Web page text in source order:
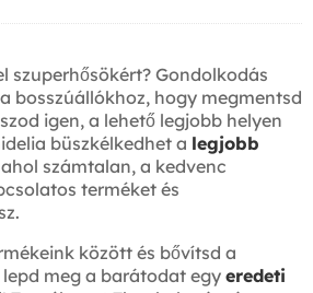
szuperhősökért? Gondolkodás
bosszúállókhoz, hogy megmentsd
igen, a lehető legjobb helyen
büszkélkedhet a legjobb
ahol számtalan, a kedvenc
terméket és
között és bővítsd a
meg a barátodat egy eredeti